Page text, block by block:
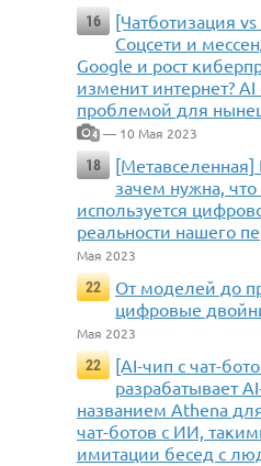
16
[Чатботизация
Соцсети и
Google и рост
изменит интернет? AI
проблемой для
4 — 10 Мая 2023
18
[Метавселенная]
зачем нужна,
используется
реальности нашего
Мая 2023
22
От моделей до
цифровые
Мая 2023
22
[AI-чип с чат-
разрабатывает
названием Athena
чат-ботов с ИИ,
имитации бесед с